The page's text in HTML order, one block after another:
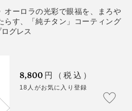
くと、チタンをグラスの内側だ
でコーティングできるのは、知
作るため、熟練の職人による手
洗浄、精密研磨しているそうで
ます
れのあるクレンザーや研磨剤入
しないでください
めください
いところに保管してください
子レンジ、オーブンには対応し
オーロラの光彩で眼福を、まろや
らす、「純チタン」コーティング
グレス
8,800 円（税込）
18人がお気に入り登録